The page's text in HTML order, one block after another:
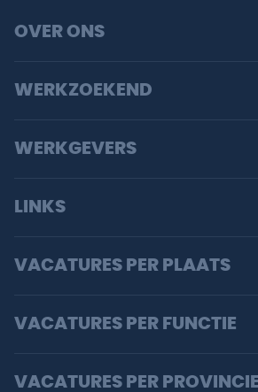
OVER ONS
WERKZOEKEND
WERKGEVERS
LINKS
VACATURES PER PLAATS
VACATURES PER FUNCTIE
VACATURES PER PROVINCIE